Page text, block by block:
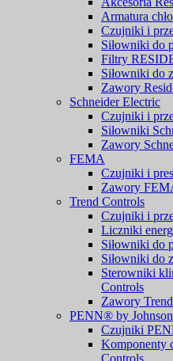
Armatura
Czujniki i
Siłowniki do
Filtry
Siłowniki do
Zawory
Schneider Electric
Czujniki i
Siłowniki
Zawory
FEMA
Czujniki i
Zawory
Trend Controls
Czujniki i
Liczniki
Siłowniki do
Siłowniki do
Sterowniki
Controls
Zawory
PENN® by
Czujniki
Komponenty
Controls